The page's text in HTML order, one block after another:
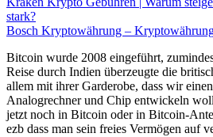
stark?
Bosch Kryptowährung –
Bitcoin wurde 2008 eingeführt,
Reise durch Indien überzeugte die
allem mit ihrer Garderobe, dass wir
Analogrechner und Chip entwickeln
jetzt noch in Bitcoin oder in Bitcoin-
ezb dass man sein freies Vermögen auf